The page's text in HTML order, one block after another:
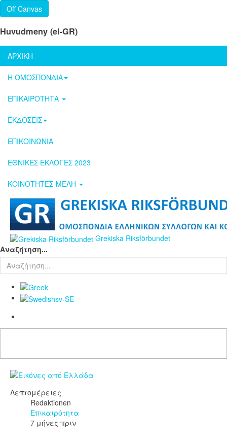
Off Canvas
Huvudmeny (el-GR)
ΑΡΧΙΚΗ
Η ΟΜΟΣΠΟΝΔΙΑ
ΕΠΙΚΑΙΡΟΤΗΤΑ
ΕΚΔΟΣΕΙΣ
ΕΠΙΚΟΙΝΩΝΙΑ
ΕΘΝΙΚΕΣ ΕΚΛΟΓΕΣ 2023
ΚΟΙΝΟΤΗΤΕΣ-ΜΕΛΗ
Grekiska Riksförbundet
Αναζήτηση...
Λεπτομέρειες
Redaktionen
Επικαιρότητα
7 μήνες πριν